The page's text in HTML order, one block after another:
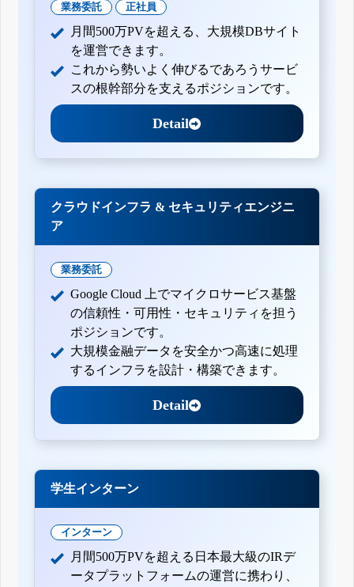
業務委託 正社員
月間500万PVを超える、大規模DBサイト
を運営できます。
これから勢いよく伸びるであろうサービ
スの根幹部分を支えるポジションです。
Detail
クラウドインフラ & セキュリティエンジニ
ア
業務委託
Google Cloud 上でマイクロサービス基盤
の信頼性・可用性・セキュリティを担う
ポジションです。
大規模金融データを安全かつ高速に処理
するインフラを設計・構築できます。
Detail
学生インターン
インターン
月間500万PVを超える日本最大級のIRデ
ータプラットフォームの運営に携わり、